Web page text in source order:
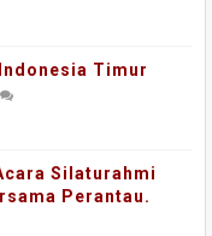
Timur
Silaturahmi
Perantau.